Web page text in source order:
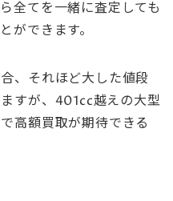
全てを一緒に査定しても
ができます。
、それほど大した値段
すが、401cc越えの大型
高額買取が期待できる